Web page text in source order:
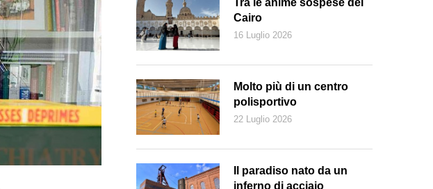
Lo psichiatra e presidente dell’associazione ASI-ADOC, Michele Mattia
Cairo
16 Luglio 2026
Molto più di un centro
polisportivo
22 Luglio 2026
Il paradiso nato da un
inferno di acciaio